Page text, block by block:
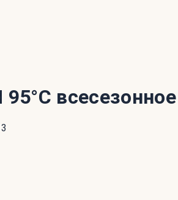
всесезонное